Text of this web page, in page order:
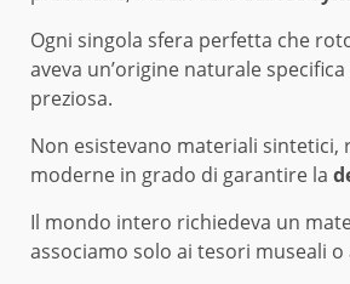
Ogni singola sfera perfetta che
aveva un’origine naturale
preziosa.
Non esistevano materiali sintetici,
moderne in grado di garantire la
Il mondo intero richiedeva un
associamo solo ai tesori museali